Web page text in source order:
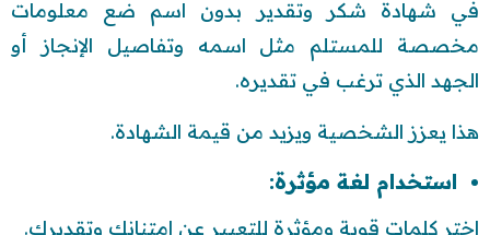
في شهادة شكر وتقدير بدون اسم ضع معلومات
مخصصة للمستلم مثل اسمه وتفاصيل الإنجاز أو
الجهد الذي ترغب في تقديره.
هذا يعزز الشخصية ويزيد من قيمة الشهادة.
استخدام لغة مؤثرة:
اختر كلمات قوية ومؤثرة للتعبير عن امتنانك وتقديرك.